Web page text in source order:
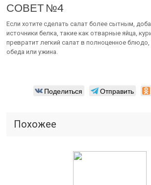
СОВЕТ №4
Если хотите сделать салат более сытным,
источники белка, такие как отварные яйца,
превратит легкий салат в полноценное
обеда или ужина.
Поделиться Отправить
Похожее